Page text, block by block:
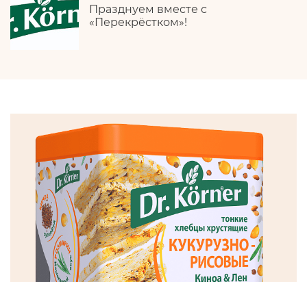
Празднуем вместе с
«Перекрёстком»!